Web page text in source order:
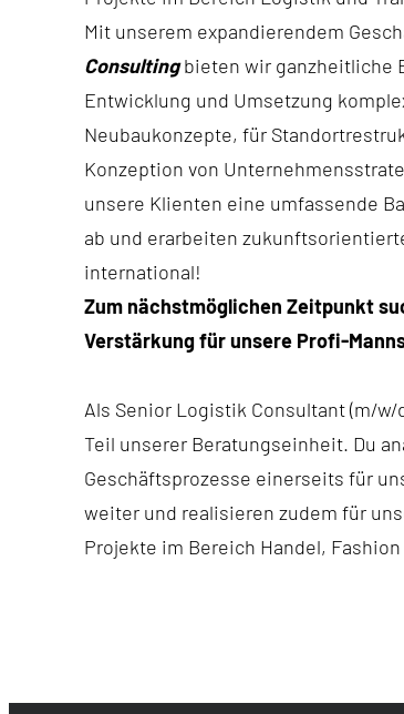
Mit unserem expandierendem
Consultingbieten wir ganzheitliche
Entwicklung und Umsetzung
Neubaukonzepte, für
Konzeption von
unsere Klienten eine umfassende
ab und erarbeiten
international!
Zum nächstmöglichen Zeitpunkt
Verstärkung für unsere Profi-
Als Senior Logistik Consultant (m/
Teil unserer Beratungseinheit. Du
Geschäftsprozesse einerseits für
weiter und realisieren zudem für
Projekte im Bereich Handel,